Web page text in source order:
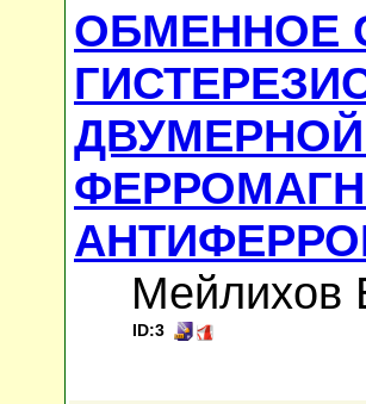
ОБМЕННОЕ
Мейлихов
ID:3